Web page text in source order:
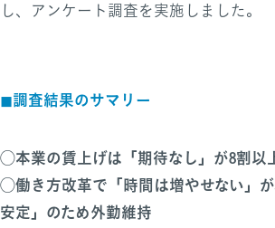
し、アンケート調査を実施しました。
◼︎調査結果のサマリー
◯本業の賃上げは「期待なし」が8割以
◯働き方改革で「時間は増やせない」
安定」のため外勤維持